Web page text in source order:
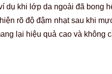
dụ khi lớp da ngoài đã bong
rõ độ đậm nhạt sau khi
lại hiệu quả cao và không